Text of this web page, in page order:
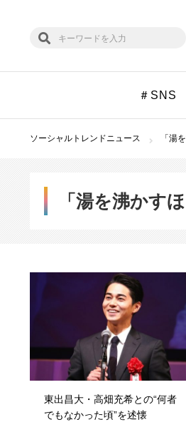
＃SNS
ソーシャルトレンドニュース 「湯
「湯を沸かす
東出昌大・高畑充希との“何者
でもなかった頃”を述懐